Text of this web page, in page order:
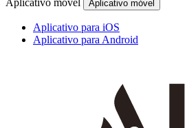
Aplicativo móvel Aplicativo móvel
Aplicativo para iOS
Aplicativo para Android